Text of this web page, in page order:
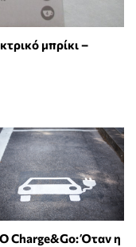
μπρίκι –
Charge&Go: Όταν η